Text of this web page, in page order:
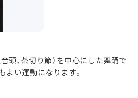
頭、茶切り節）を中心にした舞踊で
い運動になります。